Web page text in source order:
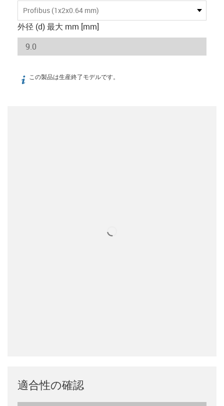
Profibus (1x2x0.64 mm)
外径 (d) 最大 mm [mm]
igus-icon-info
この製品は生産終了モデルです。
適合性の確認